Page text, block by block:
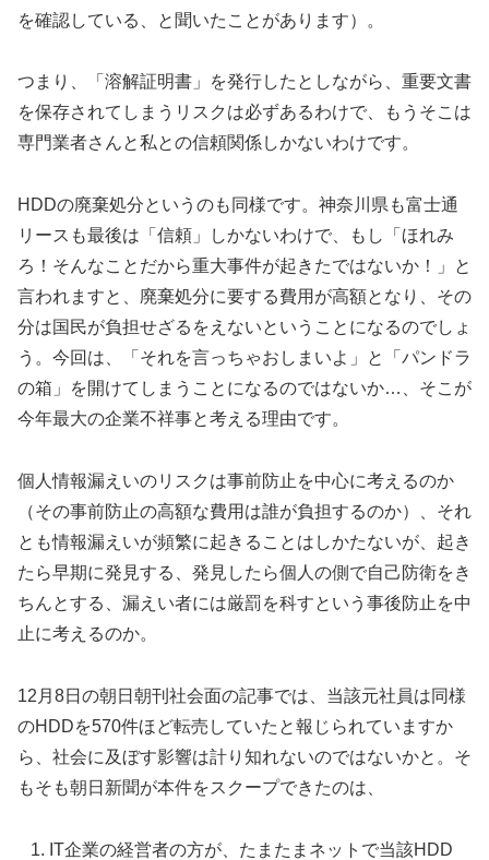
を確認している、と聞いたことがあります）。
つまり、「溶解証明書」を発行したとしながら、重要文書
を保存されてしまうリスクは必ずあるわけで、もうそこは
専門業者さんと私との信頼関係しかないわけです。
HDDの廃棄処分というのも同様です。神奈川県も富士通
リースも最後は「信頼」しかないわけで、もし「ほれみ
ろ！そんなことだから重大事件が起きたではないか！」と
言われますと、廃棄処分に要する費用が高額となり、その
分は国民が負担せざるをえないということになるのでしょ
う。今回は、「それを言っちゃおしまいよ」と「パンドラ
の箱」を開けてしまうことになるのではないか…、そこが
今年最大の企業不祥事と考える理由です。
個人情報漏えいのリスクは事前防止を中心に考えるのか
（その事前防止の高額な費用は誰が負担するのか）、それ
とも情報漏えいが頻繁に起きることはしかたないが、起き
たら早期に発見する、発見したら個人の側で自己防衛をき
ちんとする、漏えい者には厳罰を科すという事後防止を中
止に考えるのか。
12月8日の朝日朝刊社会面の記事では、当該元社員は同様
のHDDを570件ほど転売していたと報じられていますか
ら、社会に及ぼす影響は計り知れないのではないかと。そ
もそも朝日新聞が本件をスクープできたのは、
IT企業の経営者の方が、たまたまネットで当該HDD